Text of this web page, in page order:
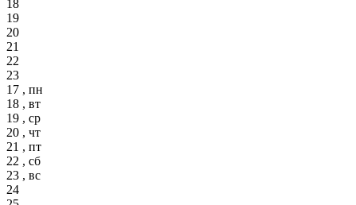
18
19
20
21
22
23
17 , пн
18 , вт
19 , ср
20 , чт
21 , пт
22 , сб
23 , вс
24